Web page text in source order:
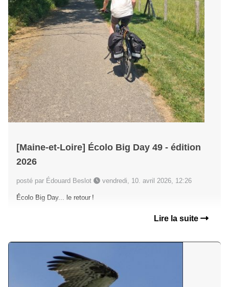
[Maine-et-Loire] Écolo Big Day 49 - édition
2026
posté par Édouard Beslot vendredi, 10. avril 2026, 12:26
Écolo Big Day... le retour !
Lire la suite